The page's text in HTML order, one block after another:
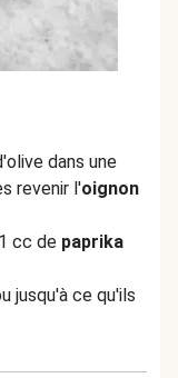
dans une
revenir l'oignon
cc de paprika
jusqu'à ce qu'ils